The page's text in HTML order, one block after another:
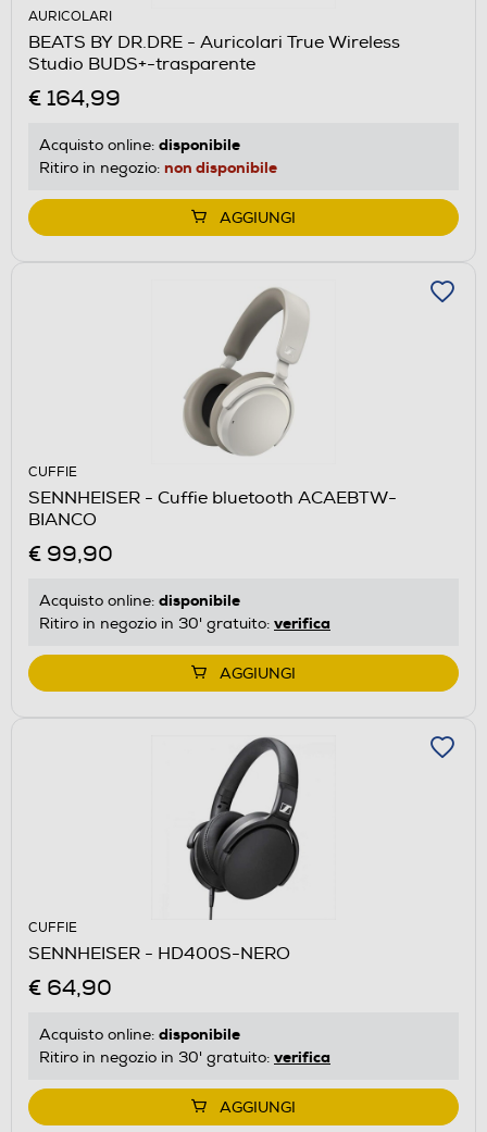
AURICOLARI
BEATS BY DR.DRE - Auricolari True Wireless
Studio BUDS+-trasparente
€ 164,99
Acquisto online: disponibile
Ritiro in negozio: non disponibile
AGGIUNGI
CUFFIE
SENNHEISER - Cuffie bluetooth ACAEBTW-
BIANCO
€ 99,90
Acquisto online: disponibile
Ritiro in negozio in 30' gratuito: verifica
AGGIUNGI
CUFFIE
SENNHEISER - HD400S-NERO
€ 64,90
Acquisto online: disponibile
Ritiro in negozio in 30' gratuito: verifica
AGGIUNGI